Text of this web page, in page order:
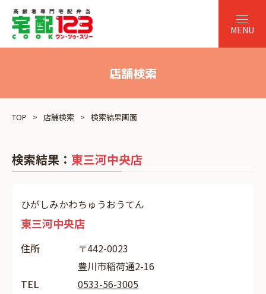
店舗検索
TOP 店舗検索 検索結果画面
検索結果： 東三河中央店
ひがしみかわちゅうおうてん
東三河中央店
住所
〒442-0023
豊川市稲荷通2-16
TEL
0533-56-3005